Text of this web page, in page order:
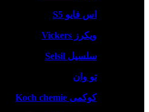
اس فایو S5
ویکرز Vickers
سلسیل Selsil
تو وان
کوکمی Koch chemie